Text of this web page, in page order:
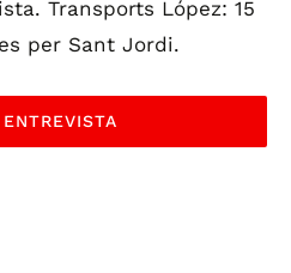
Transports López: 15
per Sant Jordi.